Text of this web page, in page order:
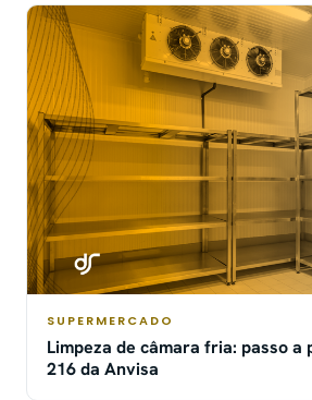
SUPERMERCADO
Limpeza de câmara fria: passo a
216 da Anvisa